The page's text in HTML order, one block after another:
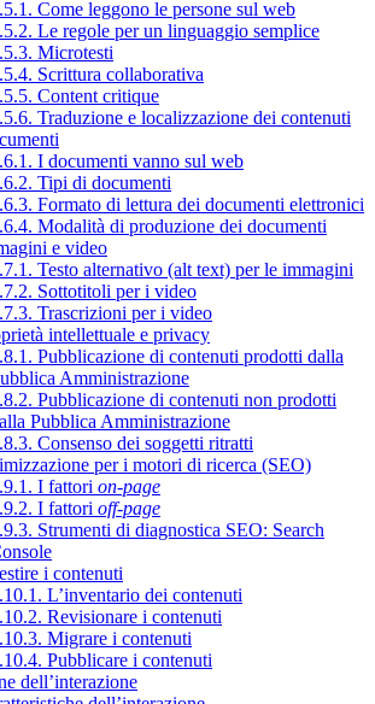
Come leggono le persone sul web
Le regole per un linguaggio semplice
Microtesti
Scrittura collaborativa
Content critique
Traduzione e localizzazione dei contenuti
I documenti vanno sul web
Tipi di documenti
Formato di lettura dei documenti elettronici
Modalità di produzione dei documenti
e video
Testo alternativo (alt text) per le immagini
Sottotitoli per i video
Trascrizioni per i video
intellettuale e privacy
Pubblicazione di contenuti prodotti dalla
Amministrazione
Pubblicazione di contenuti non prodotti
Pubblica Amministrazione
Consenso dei soggetti ritratti
per i motori di ricerca (SEO)
I fattori on-page
I fattori off-page
Strumenti di diagnostica SEO: Search
i contenuti
L’inventario dei contenuti
Revisionare i contenuti
Migrare i contenuti
Pubblicare i contenuti
dell’interazione